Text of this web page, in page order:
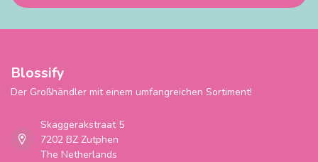
Blossify
Der Großhändler mit einem umfangreichen Sortiment!
Skaggerakstraat 5
7202 BZ Zutphen
The Netherlands